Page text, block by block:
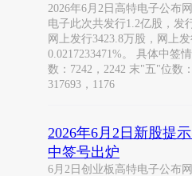
2026年6月2日高特电子公布
电子此次共发行1.2亿股，发
网上发行3423.8万股，网上
0.0217233471%。 具体中签
数：7242，2242 末"五"位数
317693，1176
2026年6月2日新股提
中签号出炉
6月2日创业板高特电子公布